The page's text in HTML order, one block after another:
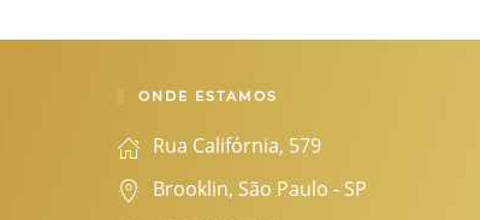
ONDE ESTAMOS
Rua Califórnia, 579
Brooklin, São Paulo - SP